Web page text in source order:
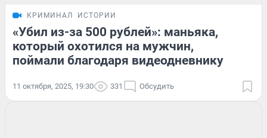
КРИМИНАЛ ИСТОРИИ
«Убил из-за 500 рублей»: маньяка,
который охотился на мужчин,
поймали благодаря видеодневнику
11 октября, 2025, 19:30 331 Обсудить